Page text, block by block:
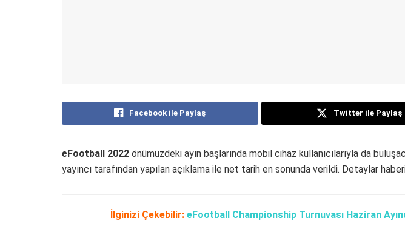
Facebook ile Paylaş Twitter ile Paylaş
eFootball 2022 önümüzdeki ayın başlarında mobil cihaz kullanıcılarıyla da
yayıncı tarafından yapılan açıklama ile net tarih en sonunda verildi. Detaylar
İlginizi Çekebilir: eFootball Championship Turnuvası Haziran